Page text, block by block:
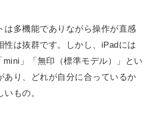
は多機能でありながら操作が直感
性は抜群です。しかし、iPadには
mini」「無印（標準モデル）」とい
あり、どれが自分に合っているか
もの。